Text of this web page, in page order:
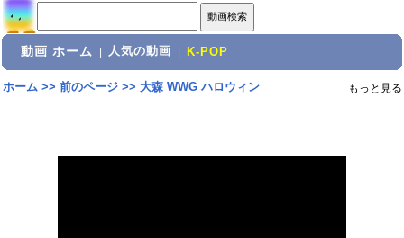
動画 ホーム 人気の動画 K-POP
ホーム>> 前のページ>> 大森 WWG ハロウィン もっと見る